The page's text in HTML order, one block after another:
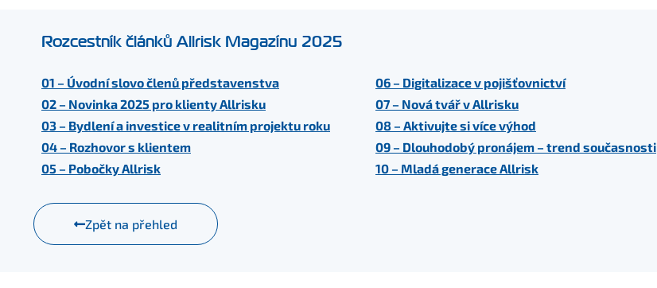
Rozcestník článků Allrisk Magazínu 2025
01 – Úvodní slovo členů představenstva
02 – Novinka 2025 pro klienty Allrisku
03 – Bydlení a investice v realitním projektu roku
04 – Rozhovor s klientem
05 – Pobočky Allrisk
06 – Digitalizace v pojišťovnictví
07 – Nová tvář v Allrisku
08 – Aktivujte si více výhod
09 – Dlouhodobý pronájem – trend současnosti
10 – Mladá generace Allrisk
Zpět na přehled